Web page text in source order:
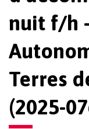
nuit f/h
Terres
(2025-